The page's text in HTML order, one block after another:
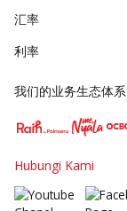
汇率
利率
我们的业务生态体系
Hubungi Kami